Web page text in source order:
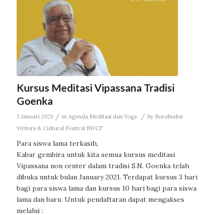
Kursus Meditasi Vipassana Tradisi
Goenka
3 Januari 2021 / in Agenda Meditasi dan Yoga / by Borobudur
Writers & Cultural Festival BWCF
Para siswa lama terkasih,
Kabar gembira untuk kita semua kursus meditasi
Vipassana non center dalam tradisi S.N. Goenka telah
dibuka untuk bulan January 2021. Terdapat kursus 3 hari
bagi para siswa lama dan kursus 10 hari bagi para siswa
lama dan baru. Untuk pendaftaran dapat mengakses
melalui :